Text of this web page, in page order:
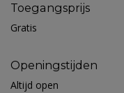
Toegangsprijs
Gratis
Openingstijden
Altijd open